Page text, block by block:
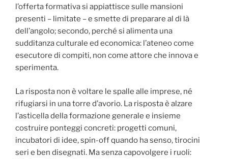
l’offerta formativa si appiattisce sulle mansioni
presenti – limitate – e smette di preparare al di là
dell’angolo; secondo, perché si alimenta una
sudditanza culturale ed economica: l’ateneo come
esecutore di compiti, non come attore che innova e
sperimenta.
La risposta non è voltare le spalle alle imprese, né
rifugiarsi in una torre d’avorio. La risposta è alzare
l’asticella della formazione generale e insieme
costruire ponteggi concreti: progetti comuni,
incubatori di idee, spin-off quando ha senso, tirocini
seri e ben disegnati. Ma senza capovolgere i ruoli: